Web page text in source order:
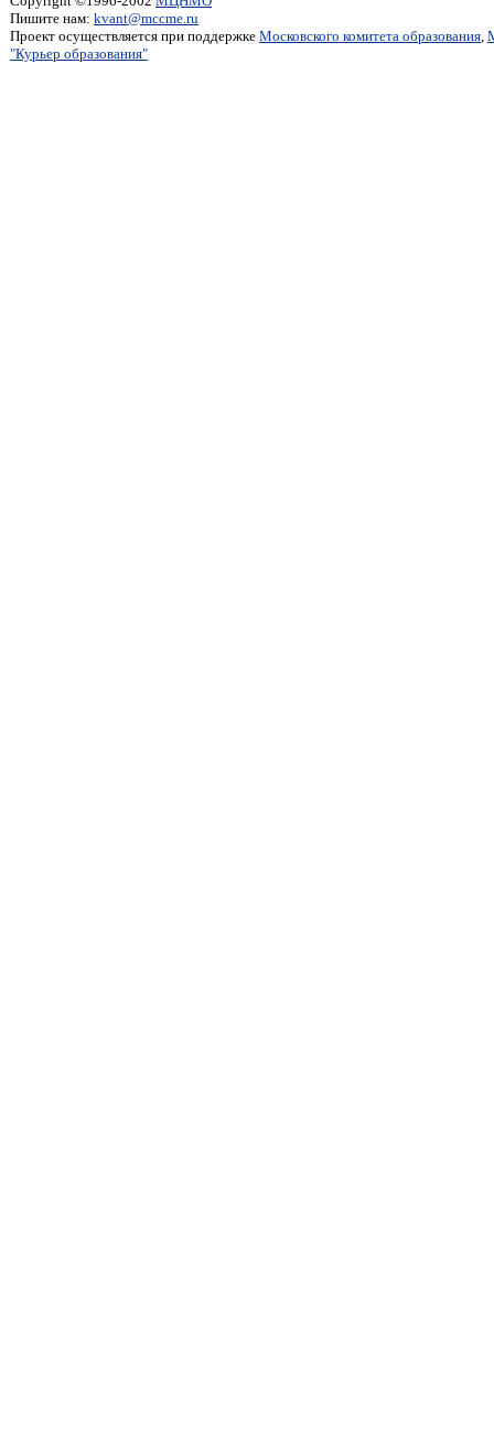
Пишите нам: kvant@mccme.ru
Проект осуществляется при поддержке Московского комитета образования,
"Курьер образования"